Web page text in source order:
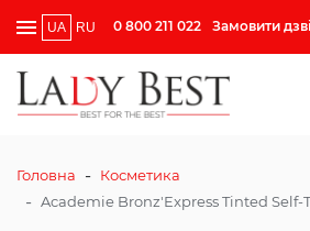
UA RU 0 800 211 022 Замовити
Головна - Косметика
- Academie Bronz'Express Tinted